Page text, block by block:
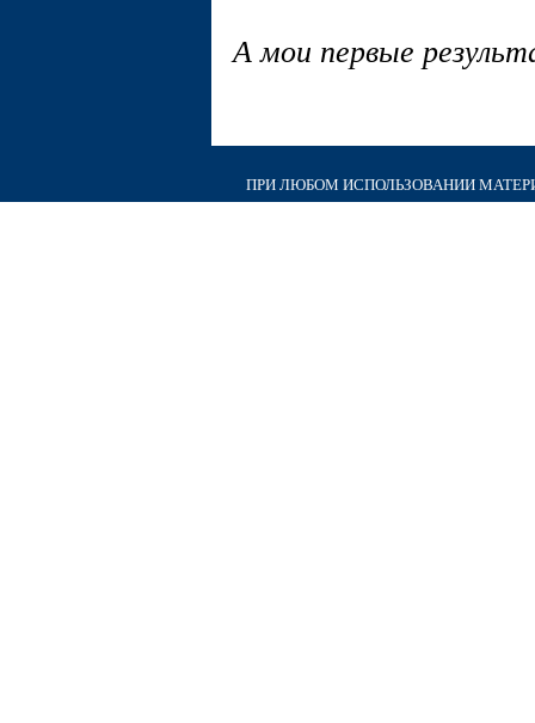
А мои первые
ПРИ ЛЮБОМ ИСПОЛЬЗОВАНИИ